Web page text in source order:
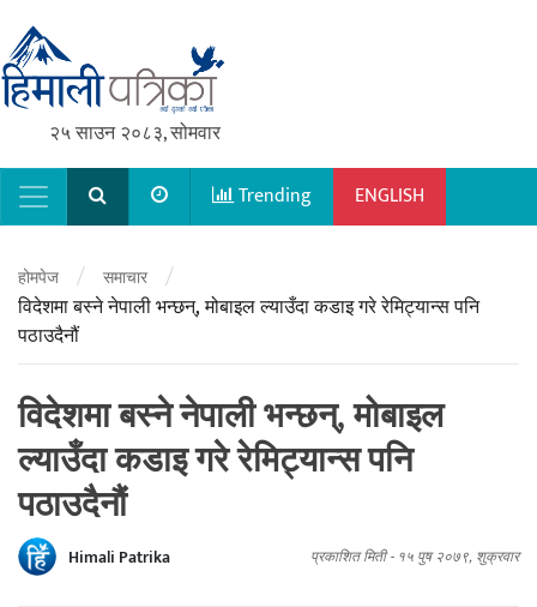
२५ साउन २०८३, सोमवार
Main NavigationTrending ENGLISH
होमपेज / समाचार /
विदेशमा बस्ने नेपाली भन्छन्, मोबाइल ल्याउँदा कडाइ गरे रेमिट्यान्स पनि
पठाउदैनौं
विदेशमा बस्ने नेपाली भन्छन्, मोबाइल
ल्याउँदा कडाइ गरे रेमिट्यान्स पनि
पठाउदैनौं
Himali Patrika प्रकाशित मिती - १५ पुष २०७९, शुक्रवार